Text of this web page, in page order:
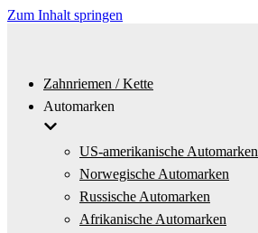
Zum Inhalt springen
Zahnriemen / Kette
Automarken
US-amerikanische Automarken
Norwegische Automarken
Russische Automarken
Afrikanische Automarken